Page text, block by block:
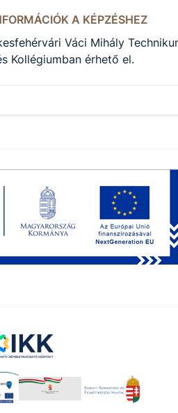
A KÉPZÉSHEZ
Váci Mihály
Kollégiumban érhető el.